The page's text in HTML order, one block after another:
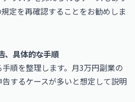
定を再確認することをお勧めしま
、具体的な手順
順を整理します。月3万円副業の
するケースが多いと想定して説明